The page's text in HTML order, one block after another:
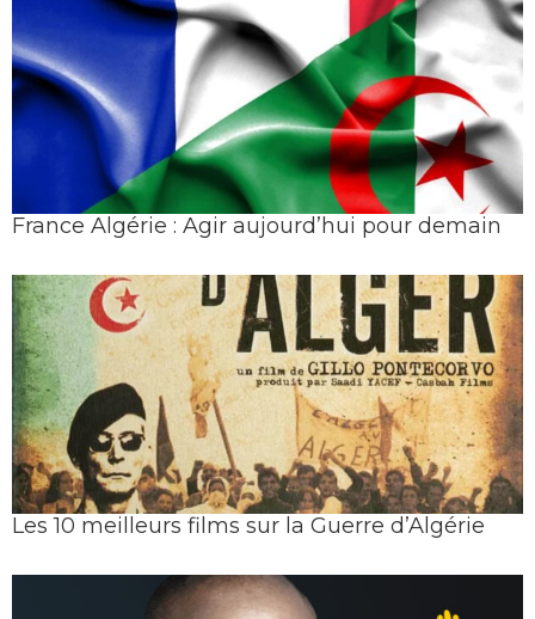
France Algérie : Agir aujourd’hui pour demain
Les 10 meilleurs films sur la Guerre d’Algérie